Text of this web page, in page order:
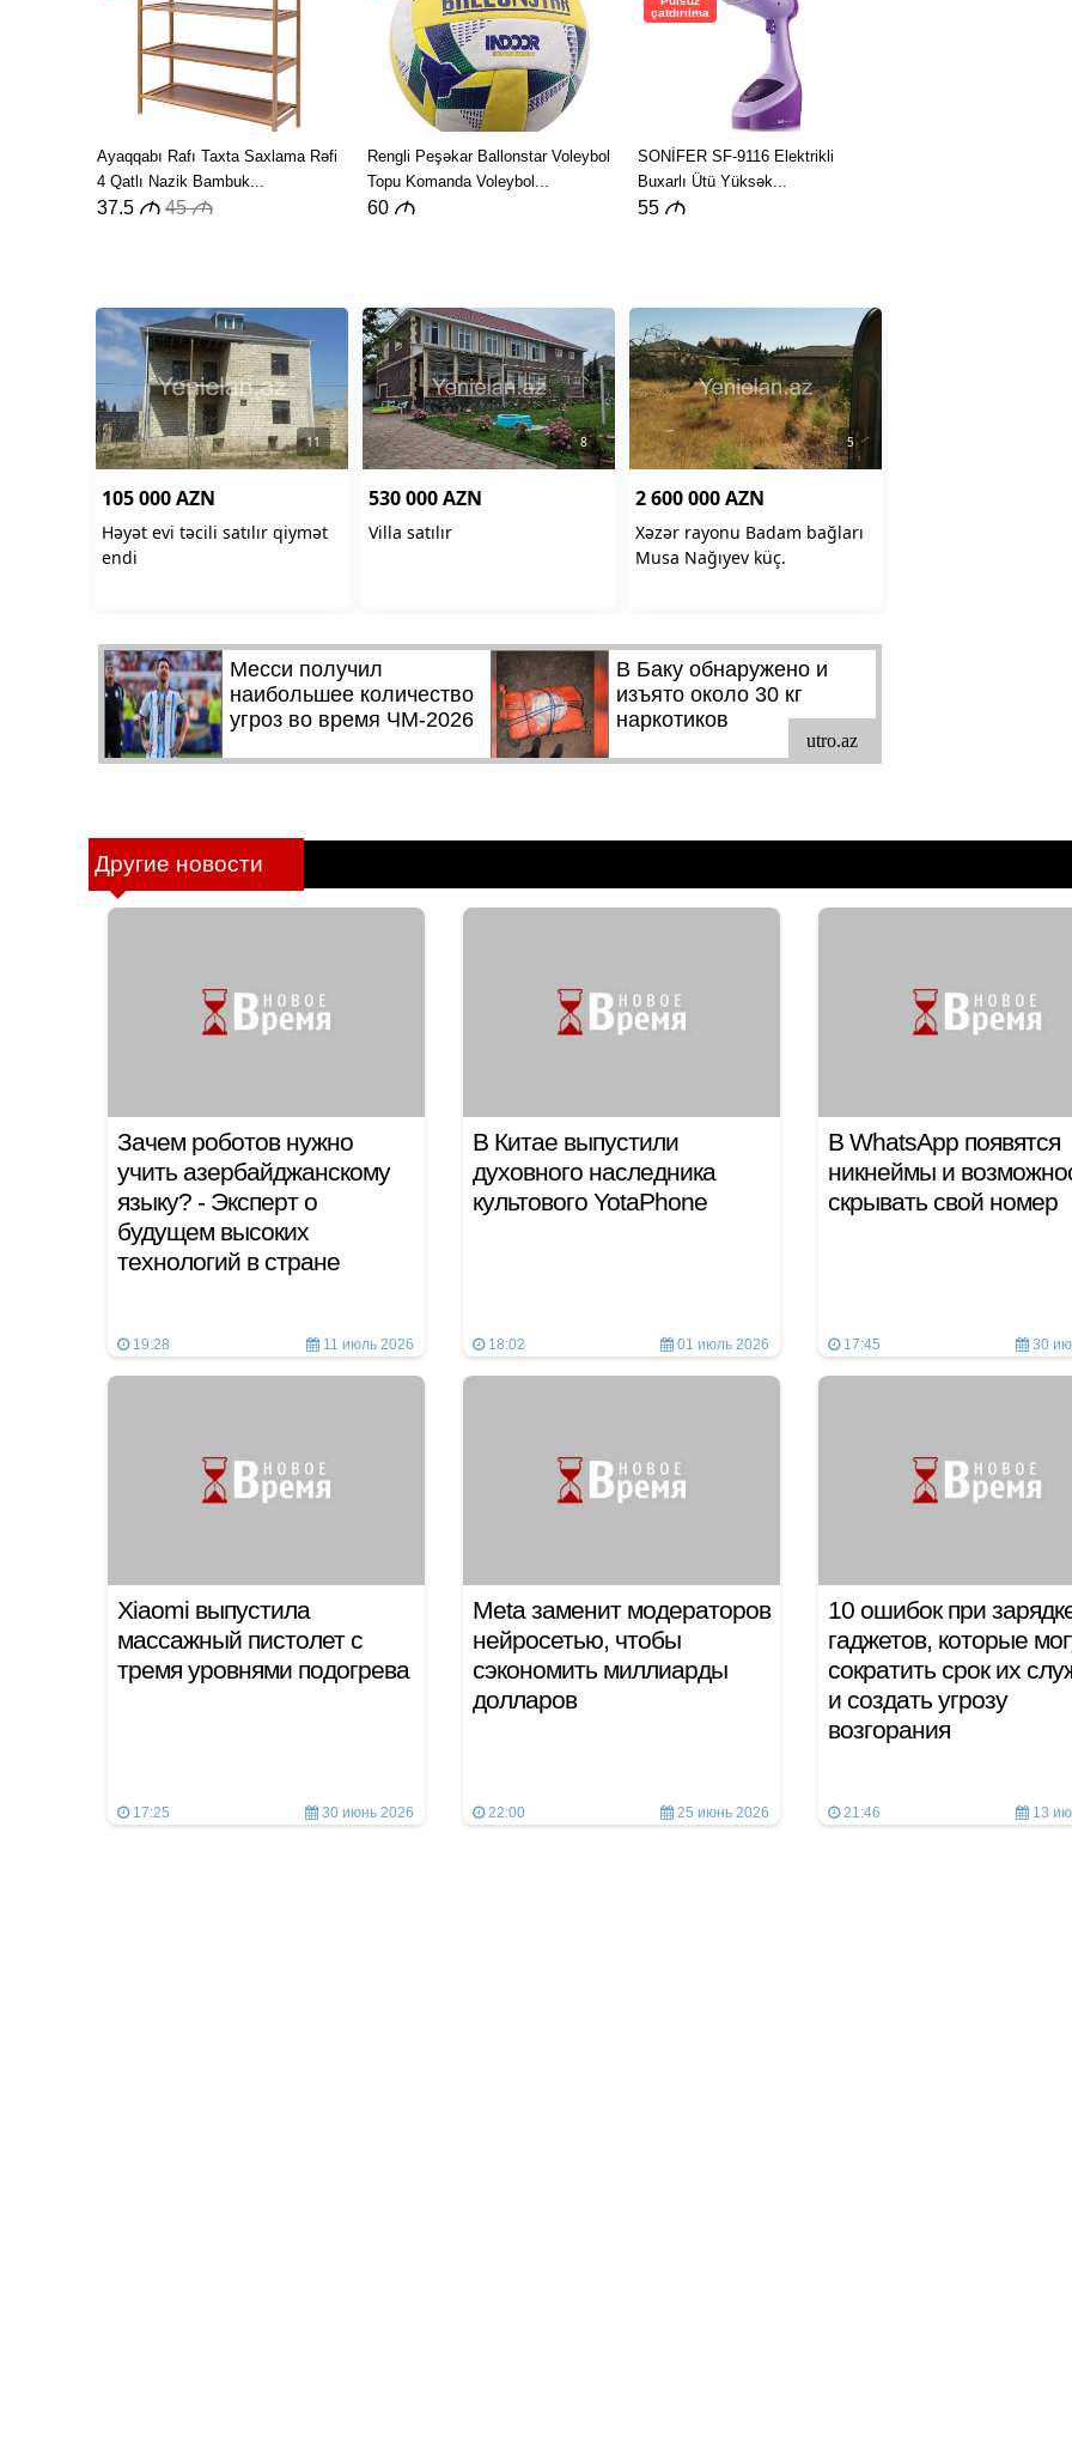
Другие новости
Зачем роботов нужно
учить азербайджанскому
языку? - Эксперт о
будущем высоких
технологий в стране
19:28 11 июль 2026
В Китае выпустили
духовного наследника
культового YotaPhone
18:02 01 июль 2026
В WhatsApp появятся
никнеймы и
скрывать свой номер
17:45 30
Xiaomi выпустила
массажный пистолет c
тремя уровнями подогрева
17:25 30 июнь 2026
Meta заменит модераторов
нейросетью, чтобы
сэкономить миллиарды
долларов
22:00 25 июнь 2026
10 ошибок при
гаджетов, которые
сократить срок их
и создать угрозу
возгорания
21:46 13